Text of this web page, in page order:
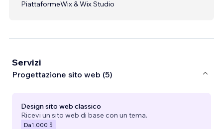
PiattaformeWix & Wix Studio
Servizi
Progettazione sito web (5)
Design sito web classico
Ricevi un sito web di base con un tema.
Da1.000 $